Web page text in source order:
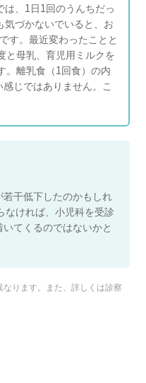
、1日1回のうんちだっ
づかないでいると、お
す。最近変わったことと
と母乳、育児用ミルクを
。離乳食（1回食）の内
じではありません。こ
干低下したのかもしれ
なければ、小児科を受診
てくるのではないかと
ります。また、詳しくは診察